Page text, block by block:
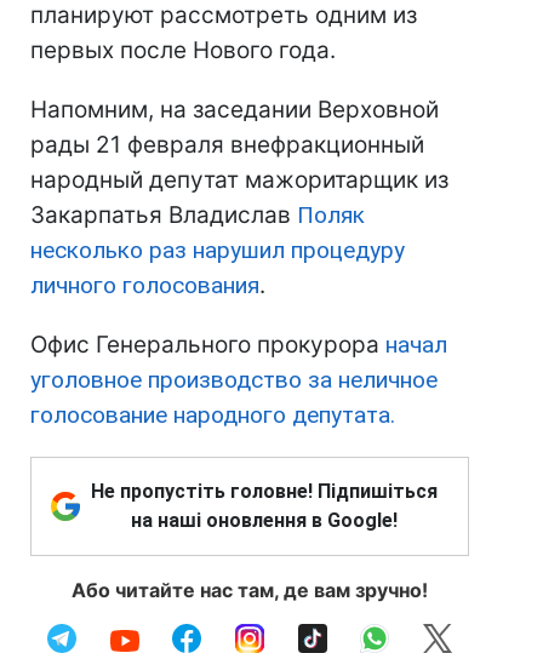
планируют рассмотреть одним из
первых после Нового года.
Напомним, на заседании Верховной
рады 21 февраля внефракционный
народный депутат мажоритарщик из
Закарпатья Владислав Поляк
несколько раз нарушил процедуру
личного голосования.
Офис Генерального прокурора начал
уголовное производство за неличное
голосование народного депутата.
Не пропустіть головне! Підпишіться
на наші оновлення в Google!
Або читайте нас там, де вам зручно!